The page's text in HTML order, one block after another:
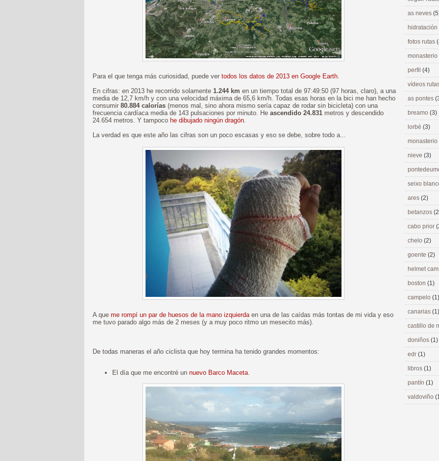
Para el que tenga más curiosidad, puede ver todos los datos de 2013 en Google Earth.
En cifras: en 2013 he recorrido solamente 1.244 km en un tiempo total de 97:49:50 (97 horas, claro), a una
media de 12,7 km/h y con una velocidad máxima de 65,6 km/h. Todas esas horas en la bici me han hecho
consumir 80.884 calorías (menos mal, sino ahora mismo sería capaz de rodar sin bicicleta) con una
frecuencia cardíaca media de 143 pulsaciones por minuto. He ascendido 24.831 metros y descendido
24.654 metros. Y tampoco he dibujado ningún dragón.
La verdad es que este año las cifras son un poco escasas y eso se debe, sobre todo a...
A que me rompí un par de huesos de la mano izquierdaen una de las caídas más tontas de mi vida y eso
me tuvo parado algo más de 2 meses (y a muy poco ritmo un mesecito más).
De todas maneras el año ciclista que hoy termina ha tenido grandes momentos:
El día que me encontré un nuevo Barco Maceta.
as neves
hidratación
fotos rutas
perfil (4)
vídeos
as pontes
breamo (3)
lorbé (3)
nieve (3)
seixo
ares (2)
betanzos
cabo prior
chelo (2)
goente (2)
helmet
boston (1)
campelo (1)
canarias (1)
castillo de
doniños (1)
edr (1)
libros (1)
pantín (1)
valdoviño